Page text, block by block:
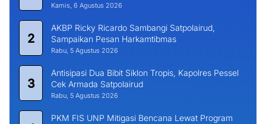
Universitas Dharma Andalas
Kamis, 6 Agustus 2026
2
AKBP Ricky Ricardo Sambangi Satpolairud,
Sampaikan Pesan Harkamtibmas
Rabu, 5 Agustus 2026
3
Antisipasi Dua Bibit Siklon Tropis, Kapolres Pessel
Cek Armada Satpolairud
Rabu, 5 Agustus 2026
PKM FIS UNP Mitigasi Bencana Lewat Program